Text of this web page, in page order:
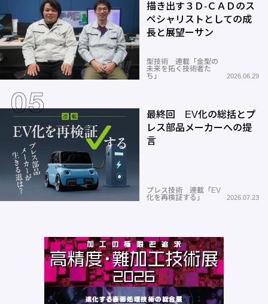
描き出す３Ｄ-ＣＡＤのス
ペシャリストとしての成
長と展望ーサン
型技術 連載「金型の
未来を拓く技術者た
ち」
2026.06.29
最終回 EV化の総括とプ
レス部品メーカーへの提
言
プレス技術 連載「EV
化を再検証する」
2026.07.23